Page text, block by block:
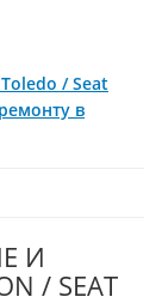
/ Seat
в
И
/ SEAT